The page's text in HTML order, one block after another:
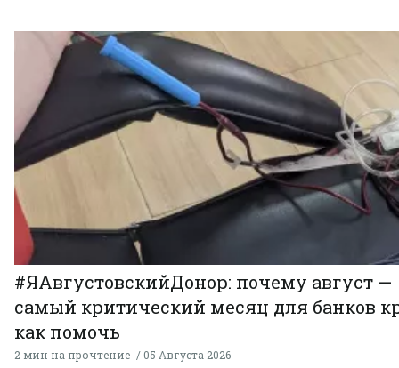
#ЯАвгустовскийДонор: почему август —
самый критический месяц для банков
как помочь
2 мин на прочтение 05 Августа 2026